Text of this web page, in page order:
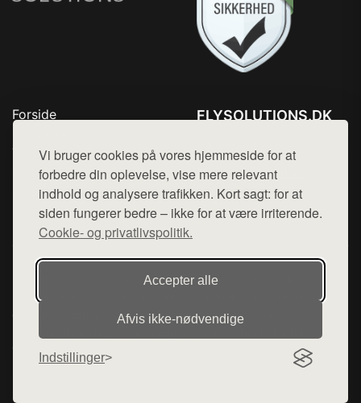
Vi bruger cookies på vores hjemmeside for at
forbedre din oplevelse, vise mere relevant
indhold og analysere trafikken. Kort sagt: for at
siden fungerer bedre – ikke for at være irriterende.
Cookie- og privatlivspolitik.
Accepter alle
Afvis ikke‑nødvendige
Indstillinger
Forside
Top Rabatter
Blog
Kontakt
FLYSOLUTIONS.DK
Mail: hej@want.dk
Cookie- og privatlivspolitik
Denne side er en del af want.dk, der udgiver en række
hjemmesider med præsentation af forskellige produkter fra
diverse webshops. Der sælges ikke varer fra denne side - vi
henviser til de shops, som sælger varen. Vi har heller ikke
varerne på lager.